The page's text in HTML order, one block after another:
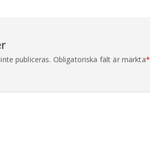
publiceras. Obligatoriska fält är märkta*